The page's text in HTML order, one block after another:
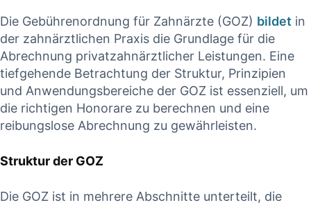
Die Gebührenordnung für Zahnärzte (GOZ) bildet in
der⁣ zahnärztlichen Praxis die Grundlage ‌für ⁤die
Abrechnung privatzahnärztlicher Leistungen. Eine
⁢tiefgehende Betrachtung der Struktur,‌ Prinzipien
und Anwendungsbereiche der GOZ ist essenziell, um
die richtigen Honorare zu berechnen und eine
⁤reibungslose Abrechnung⁤ zu gewährleisten.
Struktur der GOZ
Die GOZ​ ist in mehrere Abschnitte‍ unterteilt, die